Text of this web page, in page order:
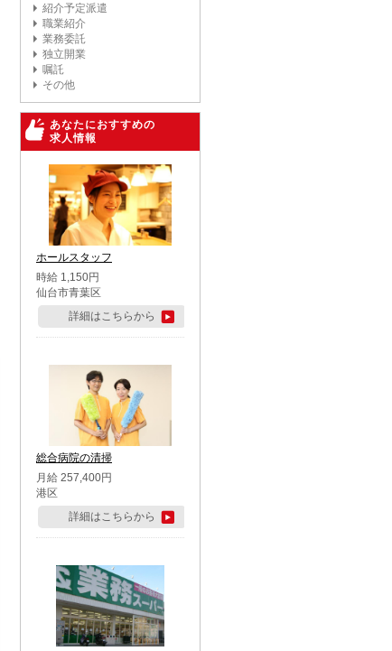
紹介予定派遣
職業紹介
業務委託
独立開業
嘱託
その他
あなたにおすすめの
求人情報
ホールスタッフ
時給 1,150円
仙台市青葉区
詳細はこちらから
総合病院の清掃
月給 257,400円
港区
詳細はこちらから